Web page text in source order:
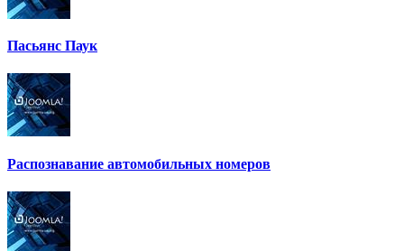
Пасьянс Паук
Распознавание автомобильных номеров